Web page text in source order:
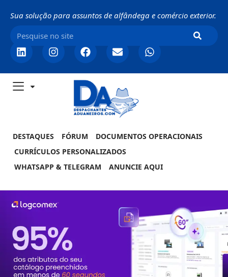
Sua solução para assuntos de alfândega e comércio exterior.
DESTAQUES FÓRUM
DOCUMENTOS OPERACIONAIS
CURRÍCULOS PERSONALIZADOS
WHATSAPP & TELEGRAM
ANUNCIE AQUI